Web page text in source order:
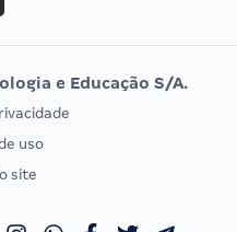
Vunesp
EXAME DE ORDEM
Calendário OAB
e Educação S/A.
uso
site